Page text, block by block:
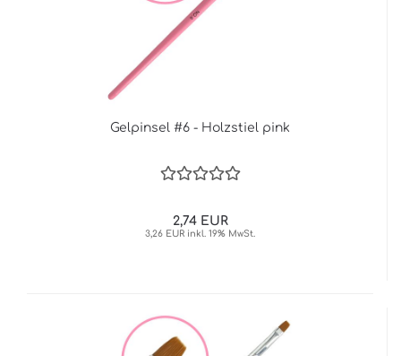
Gelpinsel #6 - Holzstiel pink
2,74 EUR
3,26 EUR inkl. 19% MwSt.